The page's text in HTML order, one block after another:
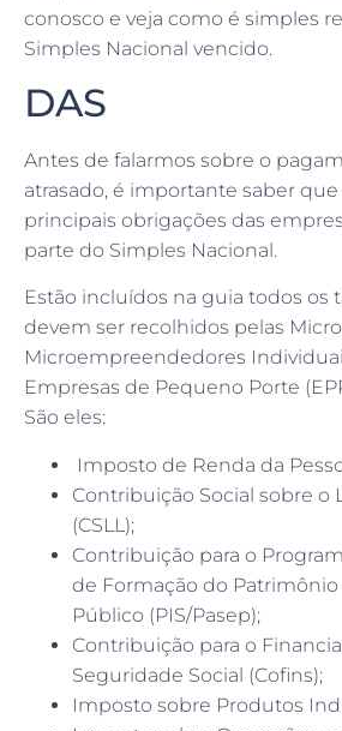
conosco e veja como é simples
Simples Nacional vencido.
DAS
Antes de falarmos sobre o
atrasado, é importante saber
principais obrigações das
parte do Simples Nacional.
Estão incluídos na guia todos os
devem ser recolhidos pelas
Microempreendedores
Empresas de Pequeno Porte
São eles:
Imposto de Renda da
Contribuição Social sobre o
(CSLL);
Contribuição para o
de Formação do
Público (PIS/Pasep);
Contribuição para o
Seguridade Social (Cofins);
Imposto sobre Produtos